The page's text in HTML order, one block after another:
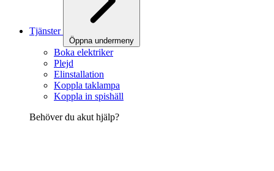
Tjänster
Öppna undermeny
Boka elektriker
Plejd
Elinstallation
Koppla taklampa
Koppla in spishäll
Behöver du akut hjälp?